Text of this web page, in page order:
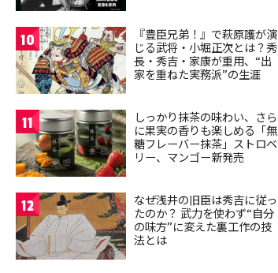
10
『豊臣兄弟！』で萩原護が演
じる武将・小堀正次とは？秀
長・秀吉・家康が重用、“出
家を重ねた実務派”の生涯
11
しっかり抹茶の味わい、さら
に果実の香りも楽しめる「無
糖フレーバー抹茶」ストロベ
リー、マンゴー新発売
12
なぜ浅井の旧臣は秀吉に従っ
たのか？ 武力を使わず“自分
の味方”に変えた裏工作の技
法とは